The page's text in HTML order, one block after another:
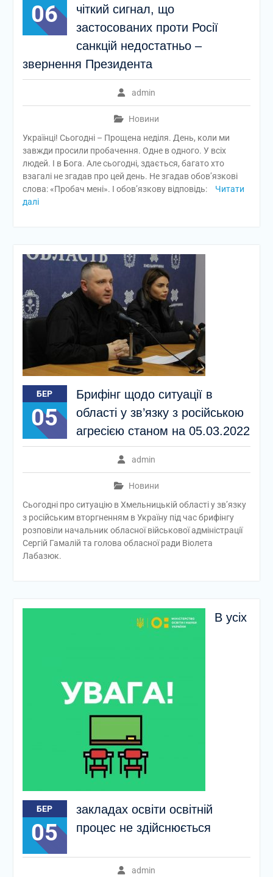
06
чіткий сигнал, що
застосованих проти Росії
санкцій недостатньо –
звернення Президента
admin
Новини
Українці! Сьогодні – Прощена неділя. День, коли ми
завжди просили пробачення. Одне в одного. У всіх
людей. І в Бога. Але сьогодні, здається, багато хто
взагалі не згадав про цей день. Не згадав обов’язкові
слова: «Пробач мені». І обовʼязкову відповідь:
Читати
далі
БЕР
05
Брифінг щодо ситуації в
області у зв’язку з російською
агресією станом на 05.03.2022
admin
Новини
Сьогодні про ситуацію в Хмельницькій області у зв’язку
з російським вторгненням в Україну під час брифінгу
розповіли начальник обласної військової адміністрації
Сергій Гамалій та голова обласної ради Віолета
Лабазюк.
БЕР
05
В усіх
закладах освіти освітній
процес не здійснюється
admin